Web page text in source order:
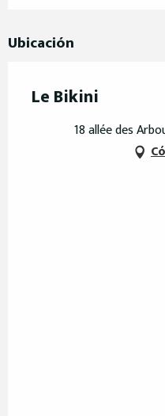
Ubicación
Le Bikini
18 allée des